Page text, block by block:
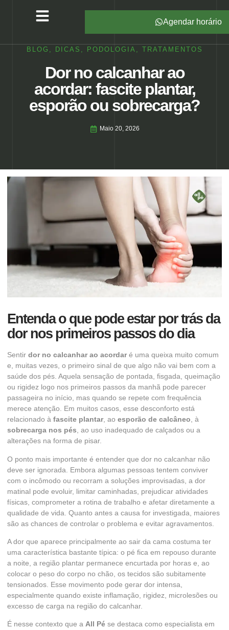
Agendar horário
BLOG , DICAS , PODOLOGIA , TRATAMENTOS
Dor no calcanhar ao
acordar: fascite plantar,
esporão ou sobrecarga?
Maio 20, 2026
Entenda o que pode estar por trás da
dor nos primeiros passos do dia
Sentir dor no calcanhar ao acordaré uma queixa muito comum
e, muitas vezes, o primeiro sinal de que algo não vai bem com a
saúde dos pés. Aquela sensação de pontada, fisgada, queimação
ou rigidez logo nos primeiros passos da manhã pode parecer
passageira no início, mas quando se repete com frequência
merece atenção. Em muitos casos, esse desconforto está
relacionado à fascite plantar, ao esporão de calcâneo, à
sobrecarga nos pés, ao uso inadequado de calçados ou a
alterações na forma de pisar.
O ponto mais importante é entender que dor no calcanhar não
deve ser ignorada. Embora algumas pessoas tentem conviver
com o incômodo ou recorram a soluções improvisadas, a dor
matinal pode evoluir, limitar caminhadas, prejudicar atividades
físicas, comprometer a rotina de trabalho e afetar diretamente a
qualidade de vida. Quanto antes a causa for investigada, maiores
são as chances de controlar o problema e evitar agravamentos.
A dor que aparece principalmente ao sair da cama costuma ter
uma característica bastante típica: o pé fica em repouso durante
a noite, a região plantar permanece encurtada por horas e, ao
colocar o peso do corpo no chão, os tecidos são subitamente
tensionados. Esse movimento pode gerar dor intensa,
especialmente quando existe inflamação, rigidez, microlesões ou
excesso de carga na região do calcanhar.
É nesse contexto que a All Pé se destaca como especialista em